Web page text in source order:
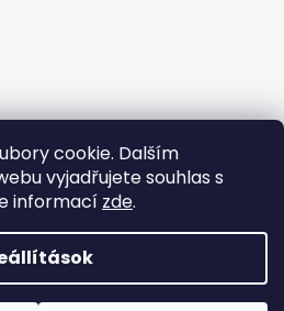
cookie. Dalším
vyjadřujete souhlas s
informací zde.